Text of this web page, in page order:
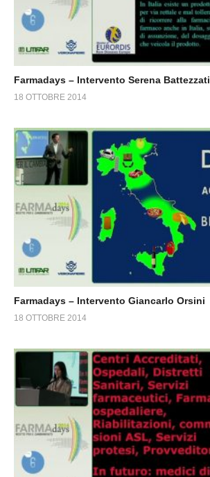
Farmadays – Intervento Serena Battezzati
18 OTTOBRE 2014
Farmadays – Intervento Giancarlo Orsini
18 OTTOBRE 2014